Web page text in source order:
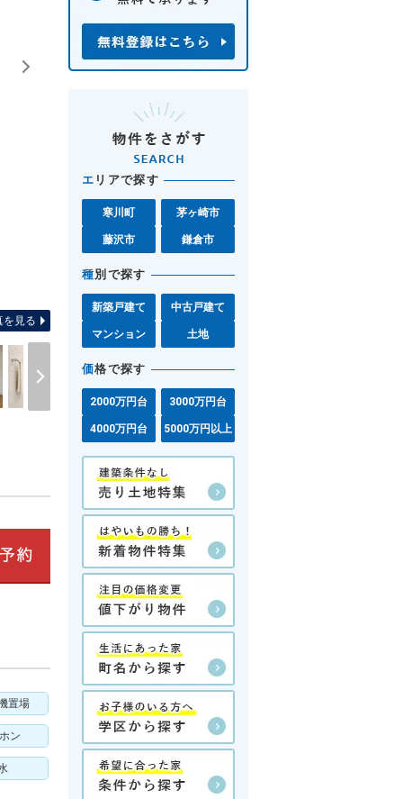
を見る
置場
ン
エ リアで探す
寒川町 茅ヶ崎市
藤沢市 鎌倉市
種別で探す
新築戸建て 中古戸建て
マンション 土地
価格で探す
2000万円台 3000万円台
4000万円台 5000万円以上